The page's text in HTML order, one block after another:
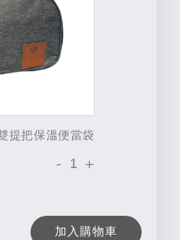
提把保溫便當袋
- +
加入購物車